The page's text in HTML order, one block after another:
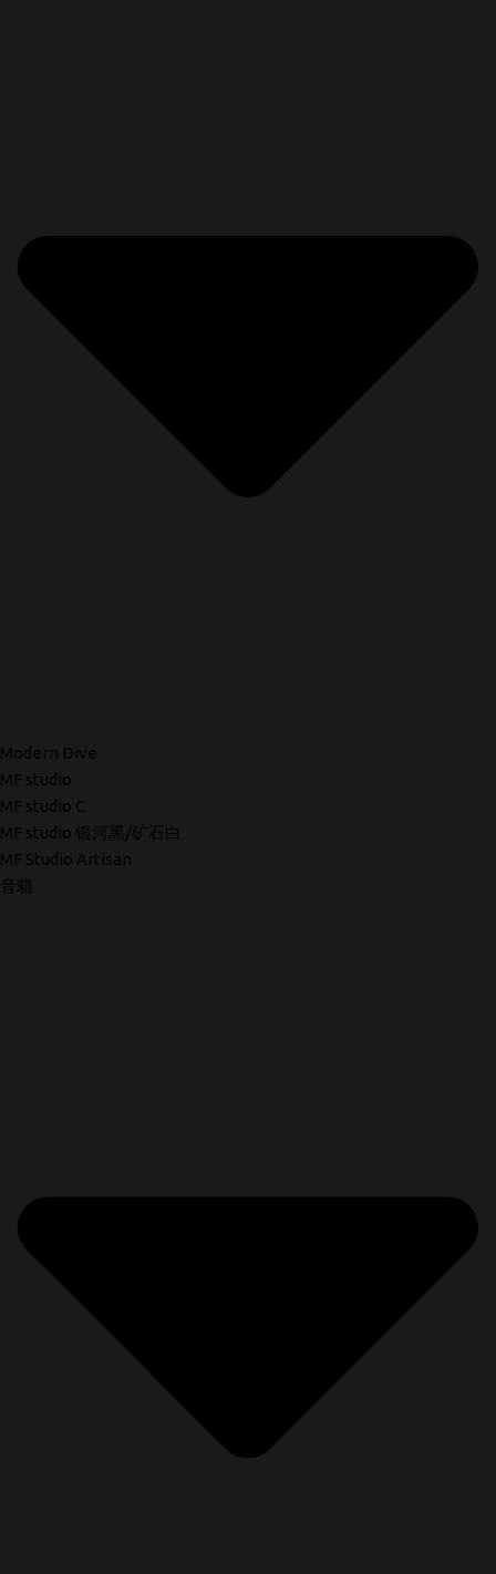
Modern Dive
MF studio
MF studio C
MF studio 银河黑/矿石白
MF Studio Artisan
音箱